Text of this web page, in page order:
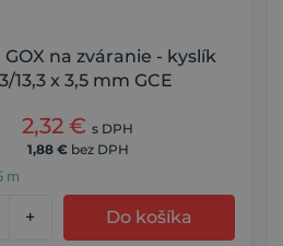
GOX na zváranie - kyslík
13,3 x 3,5 mm GCE
2,32 € s DPH
1,88 € bez DPH
m
+ Do košíka